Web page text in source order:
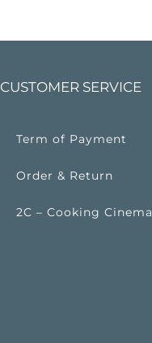
CUSTOMER SERVICE
Term of Payment
Order & Return
2C – Cooking Cinema